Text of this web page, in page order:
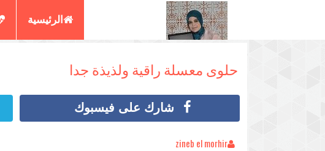
الرئيسية
حلوى معسلة راقية ولذيذة جدا
شارك على فيسبوك
zineb el morhir